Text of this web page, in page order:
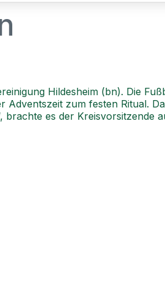
Hildesheim (bn). Die
Adventszeit zum festen Ritual.
es der Kreisvorsitzende